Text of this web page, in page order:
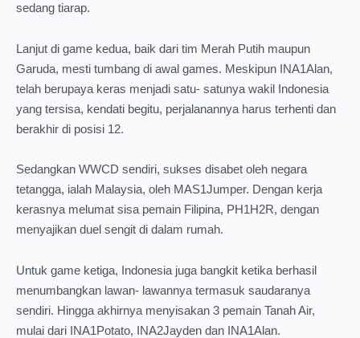
sedang tiarap.
Lanjut di game kedua, baik dari tim Merah Putih maupun
Garuda, mesti tumbang di awal games. Meskipun INA1Alan,
telah berupaya keras menjadi satu- satunya wakil Indonesia
yang tersisa, kendati begitu, perjalanannya harus terhenti dan
berakhir di posisi 12.
Sedangkan WWCD sendiri, sukses disabet oleh negara
tetangga, ialah Malaysia, oleh MAS1Jumper. Dengan kerja
kerasnya melumat sisa pemain Filipina, PH1H2R, dengan
menyajikan duel sengit di dalam rumah.
Untuk game ketiga, Indonesia juga bangkit ketika berhasil
menumbangkan lawan- lawannya termasuk saudaranya
sendiri. Hingga akhirnya menyisakan 3 pemain Tanah Air,
mulai dari INA1Potato, INA2Jayden dan INA1Alan.